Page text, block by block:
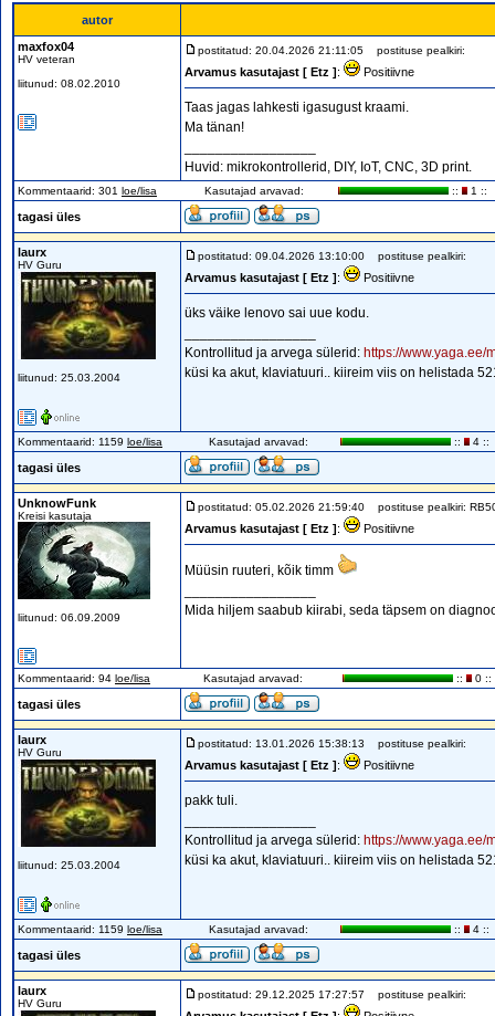
autor
maxfox04
HV veteran
liitunud: 08.02.2010
postitatud: 20.04.2026 21:11:05 postituse pealkiri:
Arvamus kasutajast [ Etz ]: Positiivne
Taas jagas lahkesti igasugust kraami.
Ma tänan!
Huvid: mikrokontrollerid, DIY, IoT, CNC, 3D print.
Kommentaarid: 301 loe/lisa Kasutajad arvavad: :: 1 ::
tagasi üles
laurx
HV Guru
liitunud: 25.03.2004
postitatud: 09.04.2026 13:10:00 postituse pealkiri:
Arvamus kasutajast [ Etz ]: Positiivne
üks väike lenovo sai uue kodu.
Kontrollitud ja arvega sülerid: https://www.yaga.ee/
küsi ka akut, klaviatuuri.. kiireim viis on helistada
Kommentaarid: 1159 loe/lisa Kasutajad arvavad: :: 4 ::
tagasi üles
UnknowFunk
Kreisi kasutaja
liitunud: 06.09.2009
postitatud: 05.02.2026 21:59:40 postituse pealkiri:
Arvamus kasutajast [ Etz ]: Positiivne
Müüsin ruuteri, kõik timm
Mida hiljem saabub kiirabi, seda täpsem on
Kommentaarid: 94 loe/lisa Kasutajad arvavad: :: 0 ::
tagasi üles
laurx
HV Guru
liitunud: 25.03.2004
postitatud: 13.01.2026 15:38:13 postituse pealkiri:
Arvamus kasutajast [ Etz ]: Positiivne
pakk tuli.
Kontrollitud ja arvega sülerid: https://www.yaga.ee/
küsi ka akut, klaviatuuri.. kiireim viis on helistada
Kommentaarid: 1159 loe/lisa Kasutajad arvavad: :: 4 ::
tagasi üles
laurx
HV Guru
postitatud: 29.12.2025 17:27:57 postituse pealkiri: